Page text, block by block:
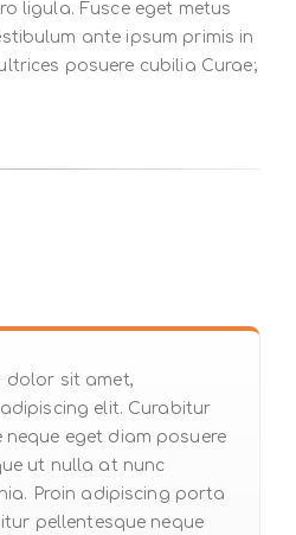
ligula. Fusce eget metus
ante ipsum primis in
posuere cubilia Curae;
dolor sit amet,
elit. Curabitur
neque eget diam posuere
ut nulla at nunc
Proin adipiscing porta
pellentesque neque